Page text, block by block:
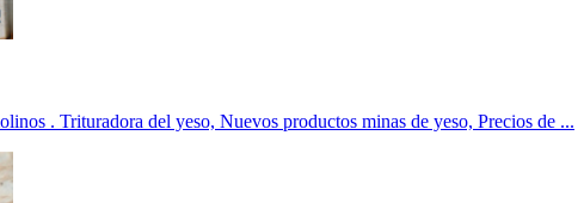
. Trituradora del yeso, Nuevos productos minas de yeso, Precios de ...